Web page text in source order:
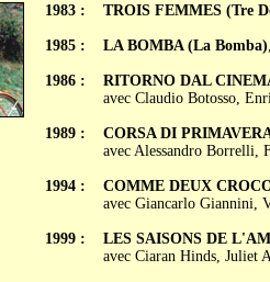
1983 :
1985 :
1986 :
1989 :
1994 :
1999 :
TROIS FEMMES (Tre
LA BOMBA (La Bomba)
RITORNO DAL
avec Claudio Botosso,
CORSA DI
avec Alessandro Borrelli,
COMME DEUX
avec Giancarlo Giannini,
LES SAISONS DE
avec Ciaran Hinds, Juliet